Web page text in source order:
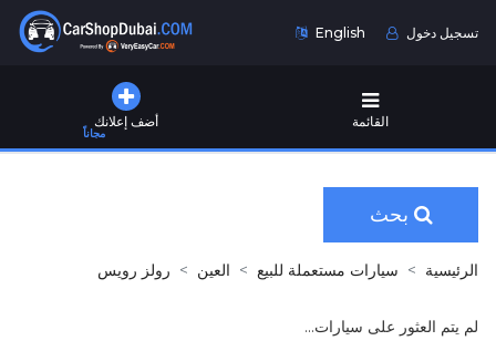
English تسجيل دخول
أضف إعلانك
مجاناً
القائمة
بحث
الرئيسية سيارات مستعملة للبيع العين رولز رويس
لم يتم العثور على سيارات...